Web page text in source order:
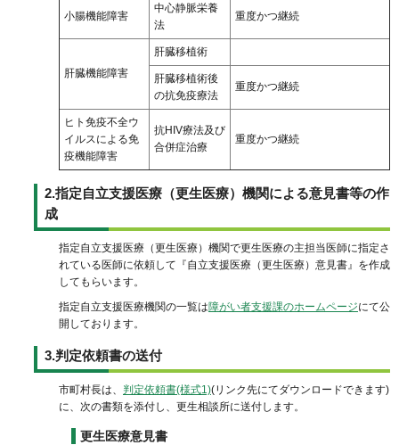
小腸機能障害
中心静脈栄養
法
重度かつ継続
肝臓機能障害
肝臓移植術
肝臓移植術後
の抗免疫療法
重度かつ継続
ヒト免疫不全ウ
イルスによる免
疫機能障害
抗HIV療法及び
合併症治療
重度かつ継続
2.指定自立支援医療（更生医療）機関による意見書等の作
成
指定自立支援医療（更生医療）機関で更生医療の主担当医師に指定さ
れている医師に依頼して『自立支援医療（更生医療）意見書』を作成
してもらいます。
指定自立支援医療機関の一覧は障がい者支援課のホームページにて公
開しております。
3.判定依頼書の送付
市町村長は、 判定依頼書(様式1)(リンク先にてダウンロードできます)
に、次の書類を添付し、更生相談所に送付します。
更生医療意見書